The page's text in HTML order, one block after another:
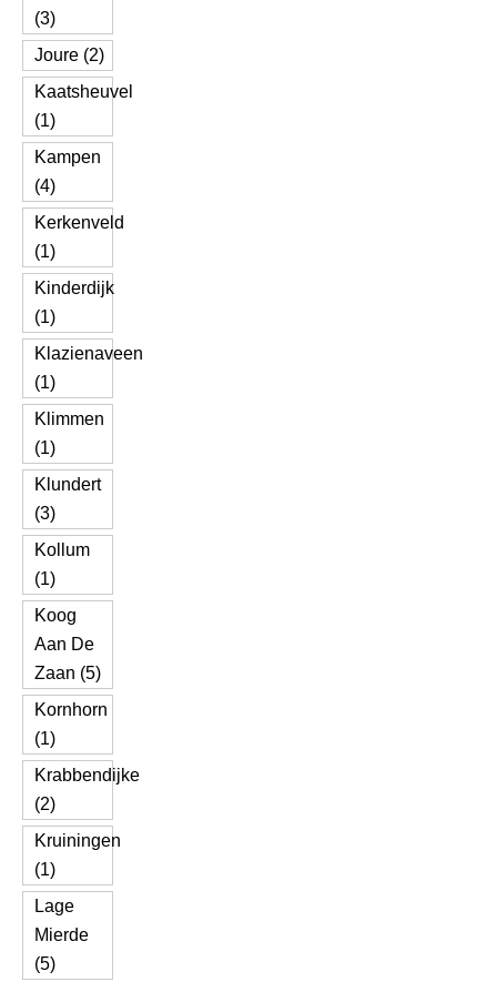
(3)
Joure (2)
Kaatsheuvel
(1)
Kampen
(4)
Kerkenveld
(1)
Kinderdijk
(1)
Klazienaveen
(1)
Klimmen
(1)
Klundert
(3)
Kollum
(1)
Koog
Aan De
Zaan (5)
Kornhorn
(1)
Krabbendijke
(2)
Kruiningen
(1)
Lage
Mierde
(5)